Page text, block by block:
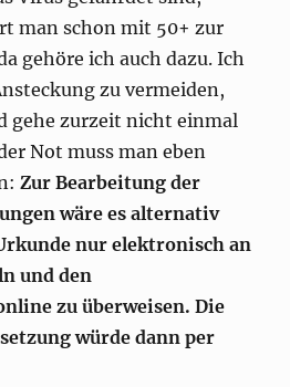
man schon mit 50+ zur
gehöre ich auch dazu. Ich
zu vermeiden,
gehe zurzeit nicht einmal
Not muss man eben
Zur Bearbeitung der
wäre es alternativ
nur elektronisch an
und den
zu überweisen. Die
würde dann per